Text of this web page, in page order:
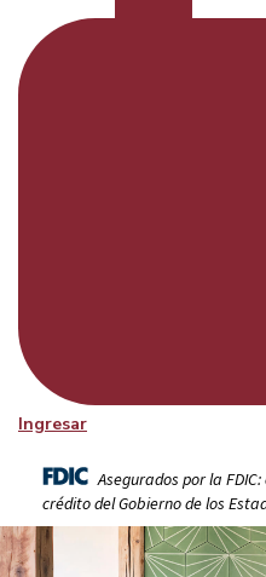
Ingresar
Asegurados por la
crédito del Gobierno de los